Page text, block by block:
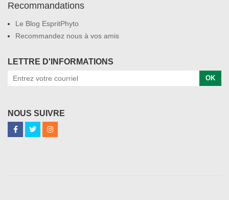
Recommandations
Le Blog EspritPhyto
Recommandez nous à vos amis
LETTRE D'INFORMATIONS
OK
NOUS SUIVRE